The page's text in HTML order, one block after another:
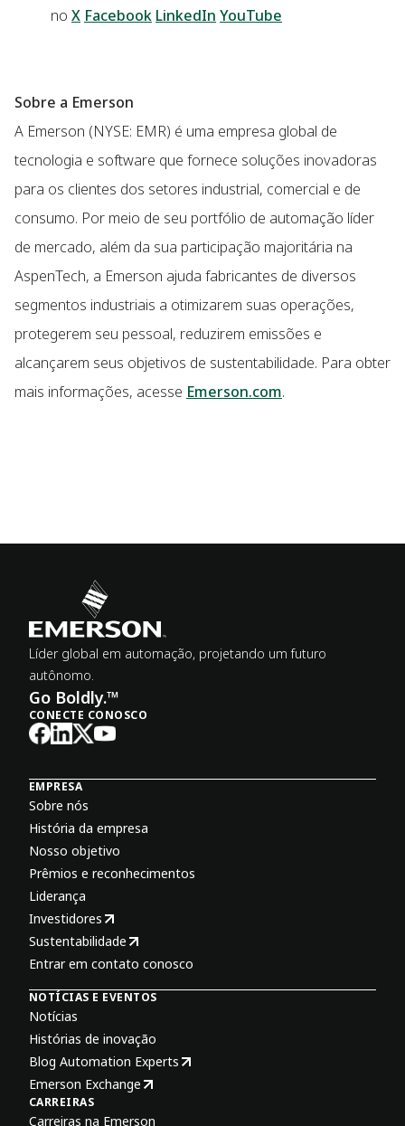
no X Facebook LinkedIn YouTube
Sobre a Emerson
A Emerson (NYSE: EMR) é uma empresa global de
tecnologia e software que fornece soluções inovadoras
para os clientes dos setores industrial, comercial e de
consumo. Por meio de seu portfólio de automação líder
de mercado, além da sua participação majoritária na
AspenTech, a Emerson ajuda fabricantes de diversos
segmentos industriais a otimizarem suas operações,
protegerem seu pessoal, reduzirem emissões e
alcançarem seus objetivos de sustentabilidade. Para obter
mais informações, acesse Emerson.com.
Líder global em automação, projetando um futuro
autônomo.
Go Boldly.™
CONECTE CONOSCO
EMPRESA
Sobre nós
História da empresa
Nosso objetivo
Prêmios e reconhecimentos
Liderança
Investidores
Sustentabilidade
Entrar em contato conosco
NOTÍCIAS E EVENTOS
Notícias
Histórias de inovação
Blog Automation Experts
Emerson Exchange
CARREIRAS
Carreiras na Emerson